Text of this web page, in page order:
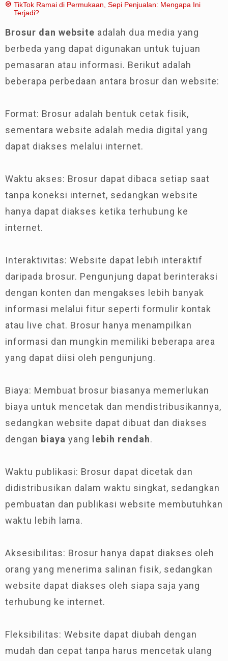
TikTok Ramai di Permukaan, Sepi Penjualan: Mengapa Ini
Terjadi?
Brosur dan website adalah dua media yang
berbeda yang dapat digunakan untuk tujuan
pemasaran atau informasi. Berikut adalah
beberapa perbedaan antara brosur dan website:
Format: Brosur adalah bentuk cetak fisik,
sementara website adalah media digital yang
dapat diakses melalui internet.
Waktu akses: Brosur dapat dibaca setiap saat
tanpa koneksi internet, sedangkan website
hanya dapat diakses ketika terhubung ke
internet.
Interaktivitas: Website dapat lebih interaktif
daripada brosur. Pengunjung dapat berinteraksi
dengan konten dan mengakses lebih banyak
informasi melalui fitur seperti formulir kontak
atau live chat. Brosur hanya menampilkan
informasi dan mungkin memiliki beberapa area
yang dapat diisi oleh pengunjung.
Biaya: Membuat brosur biasanya memerlukan
biaya untuk mencetak dan mendistribusikannya,
sedangkan website dapat dibuat dan diakses
dengan biaya yang lebih rendah.
Waktu publikasi: Brosur dapat dicetak dan
didistribusikan dalam waktu singkat, sedangkan
pembuatan dan publikasi website membutuhkan
waktu lebih lama.
Aksesibilitas: Brosur hanya dapat diakses oleh
orang yang menerima salinan fisik, sedangkan
website dapat diakses oleh siapa saja yang
terhubung ke internet.
Fleksibilitas: Website dapat diubah dengan
mudah dan cepat tanpa harus mencetak ulang